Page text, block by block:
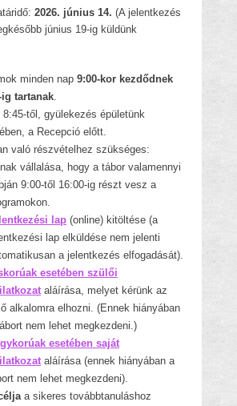
2026. június 14. (A jelentkezés
június 19-ig küldünk
minden nap 9:00-kor kezdődnek
ig tartanak.
8:45-től, gyülekezés épületünk
a Recepció előtt.
való részvételhez szükséges:
vállalása, hogy a tábor valamennyi
9:00-től 16:00-ig részt vesz a
lap (online) kitöltése (a
lap elküldése nem jelenti
a jelentkezés elfogadását).
esetében szülői
aláírása, melyet kérünk az
alkalomra elhozni. (Ennek hiányában
nem lehet megkezdeni.)
esetében saját
aláírása (ennek hiányában a
nem lehet megkezdeni).
a sikeres továbbtanuláshoz